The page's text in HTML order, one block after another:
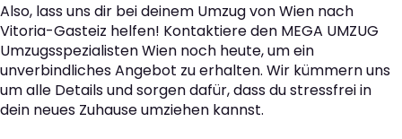
Also, lass uns dir bei deinem Umzug von Wien nach
Vitoria-Gasteiz helfen! Kontaktiere den MEGA UMZUG
Umzugsspezialisten Wien noch heute, um ein
unverbindliches Angebot zu erhalten. Wir kümmern uns
um alle Details und sorgen dafür, dass du stressfrei in
dein neues Zuhause umziehen kannst.